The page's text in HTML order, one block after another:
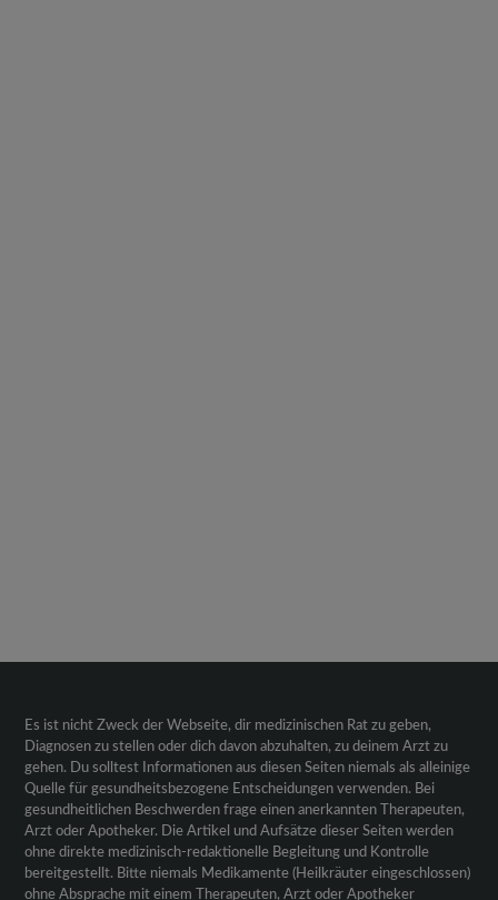
Es ist nicht Zweck der Webseite, dir medizinischen Rat zu geben,
Diagnosen zu stellen oder dich davon abzuhalten, zu deinem Arzt zu
gehen. Du solltest Informationen aus diesen Seiten niemals als alleinige
Quelle für gesundheitsbezogene Entscheidungen verwenden. Bei
gesundheitlichen Beschwerden frage einen anerkannten Therapeuten,
Arzt oder Apotheker. Die Artikel und Aufsätze dieser Seiten werden
ohne direkte medizinisch-redaktionelle Begleitung und Kontrolle
bereitgestellt. Bitte niemals Medikamente (Heilkräuter eingeschlossen)
ohne Absprache mit einem Therapeuten, Arzt oder Apotheker